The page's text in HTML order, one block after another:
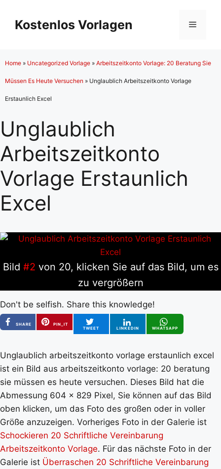
Inhalt
springen
Kostenlos Vorlagen Menü
Home » Uncategorized Vorlage » Arbeitszeitkonto Vorlage: 20 Beratung Sie
Müssen Es Heute Versuchen » Unglaublich Arbeitszeitkonto Vorlage
Erstaunlich Excel
Unglaublich
Arbeitszeitkonto
Vorlage Erstaunlich
Excel
Bild #2 von 20, klicken Sie auf das Bild, um es
zu vergrößern
Don't be selfish. Share this knowledge!
SHARE
PIN_IT
TWEET
LINKEDIN WHATSAPP
Unglaublich arbeitszeitkonto vorlage erstaunlich excel
ist ein Bild aus arbeitszeitkonto vorlage: 20 beratung
sie müssen es heute versuchen. Dieses Bild hat die
Abmessung 604 x 829 Pixel, Sie können auf das Bild
oben klicken, um das Foto des großen oder in voller
Größe anzuzeigen. Vorheriges Foto in der Galerie ist
Schockieren 20 Schriftliche Vereinbarung
Arbeitszeitkonto Vorlage. Für das nächste Foto in der
Galerie ist Überraschen 20 Schriftliche Vereinbarung